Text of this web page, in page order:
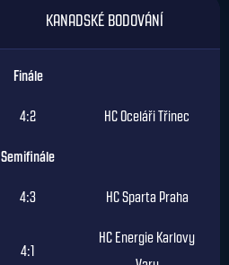
KANADSKÉ BODOVÁNÍ
Finále
4:2 HC Oceláři Třinec
Semifinále
4:3 HC Sparta Praha
4:1
HC Energie Karlovy